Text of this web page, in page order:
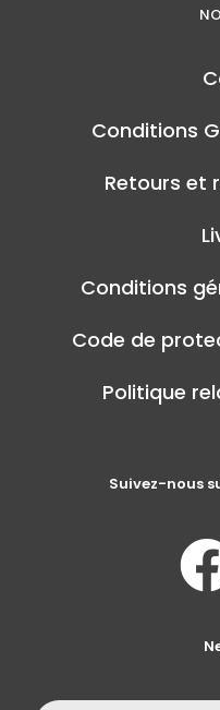
Conditions
Retours et
Conditions
Code de
Politique
Suivez-nous